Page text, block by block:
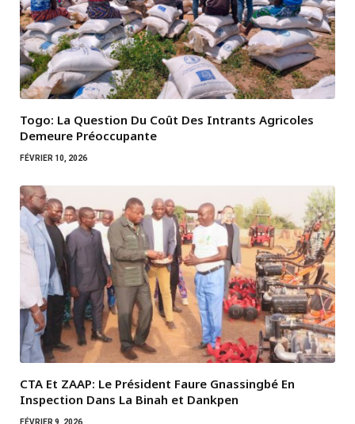
Togo: La Question Du Coût Des Intrants Agricoles
Demeure Préoccupante
FÉVRIER 10, 2026
CTA Et ZAAP: Le Président Faure Gnassingbé En
Inspection Dans La Binah et Dankpen
FÉVRIER 9, 2026